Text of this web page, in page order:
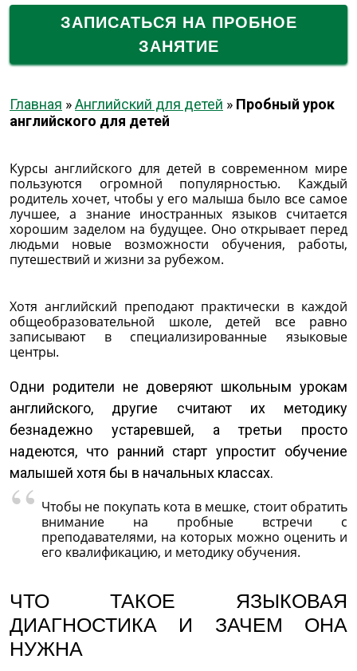
ЗАПИСАТЬСЯ НА ПРОБНОЕ
ЗАНЯТИЕ
Главная »Английский для детей » Пробный урок
английского для детей
Курсы английского для детей в современном мире
пользуются огромной популярностью. Каждый
родитель хочет, чтобы у его малыша было все самое
лучшее, а знание иностранных языков считается
хорошим заделом на будущее. Оно открывает перед
людьми новые возможности обучения, работы,
путешествий и жизни за рубежом.
Хотя английский преподают практически в каждой
общеобразовательной школе, детей все равно
записывают в специализированные языковые
центры.
Одни родители не доверяют школьным урокам
английского, другие считают их методику
безнадежно устаревшей, а третьи просто
надеются, что ранний старт упростит обучение
малышей хотя бы в начальных классах.
Чтобы не покупать кота в мешке, стоит обратить
внимание на пробные встречи с
преподавателями, на которых можно оценить и
его квалификацию, и методику обучения.
ЧТО ТАКОЕ ЯЗЫКОВАЯ
ДИАГНОСТИКА И ЗАЧЕМ ОНА
НУЖНА